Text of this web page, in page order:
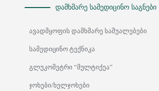
დამხმარე სამედიცინო საგნები
ავადმყოფის დამხმარე საშუალებები
სამედიცინო ტექნიკა
გლუკომეტრი “მულტიქეა”
ჯოხები/ხელჯოხები